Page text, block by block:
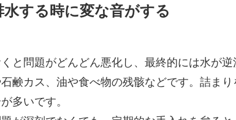
水する時に変な音がする
と問題がどんどん悪化し、最終的には水が
鹸カス、油や食べ物の残骸などです。詰ま
多いです。